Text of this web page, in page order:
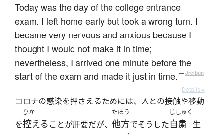
Today was the day of the college entrance
exam. I left home early but took a wrong turn. I
became very nervous and anxious because I
thought I would not make it in time;
nevertheless, I arrived one minute before the
start of the exam and made it just in time. — Jreibun
Details ▸
コロナの感染を押さえるためには、人との接触や移動
を
ひか
控えることが肝要だが、
たほう
他方でそうした
じしゅく
自粛 生